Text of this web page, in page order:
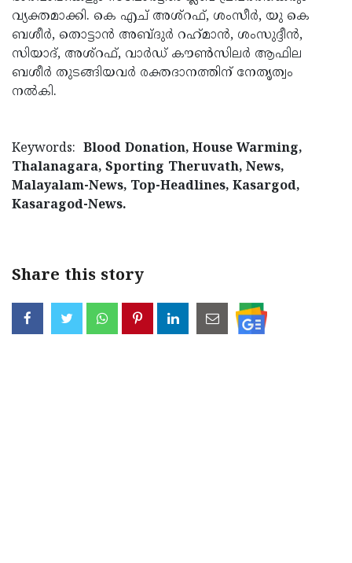
വ്യക്തമാക്കി. കെ എച് അശ്‌റഫ്, ശംസീർ, യു കെ
ബശീർ, തൊട്ടാൻ അബ്ദുർ റഹ്‌മാൻ, ശംസുദ്ദീൻ,
സിയാദ്, അശ്‌റഫ്, വാർഡ് കൗൺസിലർ ആഫില
ബശീർ തുടങ്ങിയവർ രക്തദാനത്തിന് നേതൃത്വം
നൽകി.
Keywords: Blood Donation, House Warming,
Thalanagara, Sporting Theruvath, News,
Malayalam-News, Top-Headlines, Kasargod,
Kasaragod-News.
Share this story